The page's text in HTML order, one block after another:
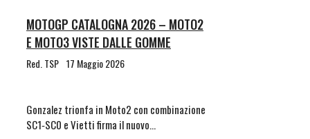
MOTOGP CATALOGNA 2026 – MOTO2
E MOTO3 VISTE DALLE GOMME
Red. TSP 17 Maggio 2026
Gonzalez trionfa in Moto2 con combinazione
SC1‑SC0 e Vietti firma il nuovo…